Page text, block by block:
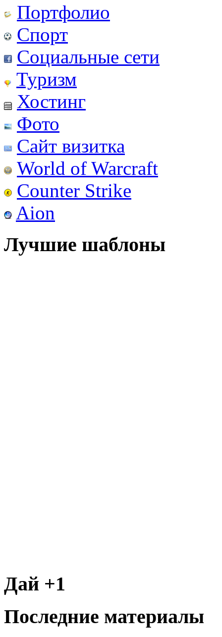
Портфолио
Спорт
Социальные сети
Туризм
Хостинг
Фото
Сайт визитка
World of Warcraft
Counter Strike
Aion
Лучшие шаблоны
Дай +1
Последние материалы